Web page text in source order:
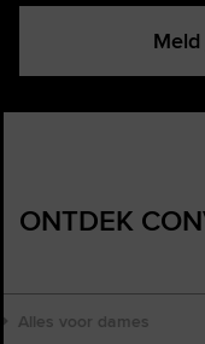
ONTDEK
Alles voor dames